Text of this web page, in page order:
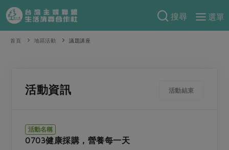
搜尋
選單
產品分類
芽苗類
奶蛋豆・五穀
食材
麵食
肉食
特別企畫
把最好的台灣味帶回家！
觀點文章
關於合作社
首頁 地區活動 議題講座
活動結束
活動資訊
活動名稱
0703健康採購，營養每一天